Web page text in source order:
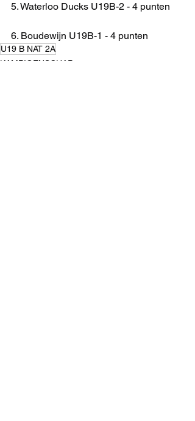
5. Waterloo Ducks U19B-2 - 4 punten
6. Boudewijn U19B-1 - 4 punten
U19 B NAT 2A
KAMPIOENSCHAP